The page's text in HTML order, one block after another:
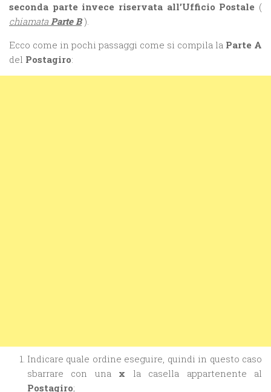
seconda parte invece riservata all’Ufficio Postale (
chiamata Parte B).
Ecco come in pochi passaggi come si compila la Parte A
del Postagiro:
Indicare quale ordine eseguire, quindi in questo caso
sbarrare con una x la casella appartenente al
Postagiro;